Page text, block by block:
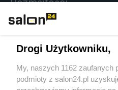
Rozmaitości
Sport
Społeczeństwo
Drogi Użytkowniku,
My, naszych 1162 zaufanych
podmioty z salon24.pl